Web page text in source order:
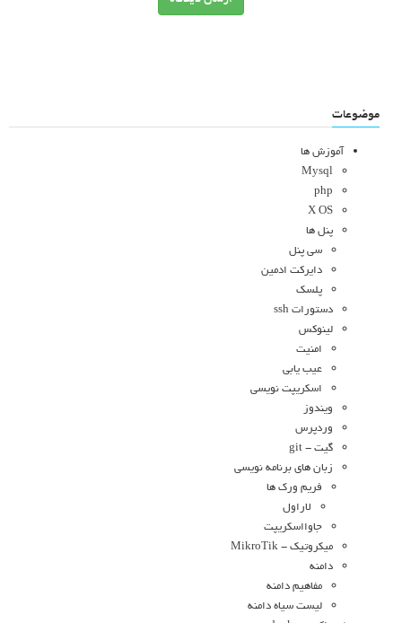
موضوعات
آموزش ها
Mysql
php
X OS
پنل ها
سی پنل
دایرکت ادمین
پلسک
دستورات ssh
لینوکس
امنیت
عیب یابی
اسکریپت نویسی
ویندوز
وردپرس
گیت - git
زبان های برنامه نویسی
فریم ورک ها
لاراول
جاوااسکریپت
میکروتیک - MikroTik
دامنه
مفاهیم دامنه
لیست سیاه دامنه